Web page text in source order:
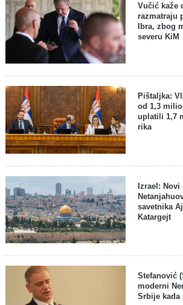
Vučić kaže
razmatraju
Ibra, zbog
severu KiM
Pištaljka:
od 1,3
uplatili 1,7
rika
Izrael: Novi
savetnika
Katargejt
Stefanović
moderni
Srbije kada